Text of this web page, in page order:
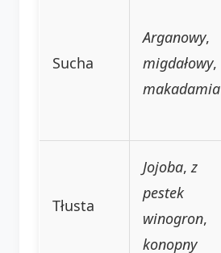
Sucha
Arganowy,
migdałowy,
makadamia
Tłusta
Jojoba, z
pestek
winogron,
konopny